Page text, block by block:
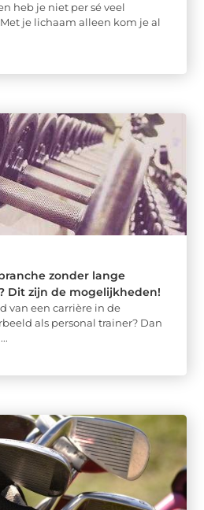
heb je niet per sé veel
je lichaam alleen kom je al
zonder lange
Dit zijn de mogelijkheden!
van een carrière in de
als personal trainer? Dan